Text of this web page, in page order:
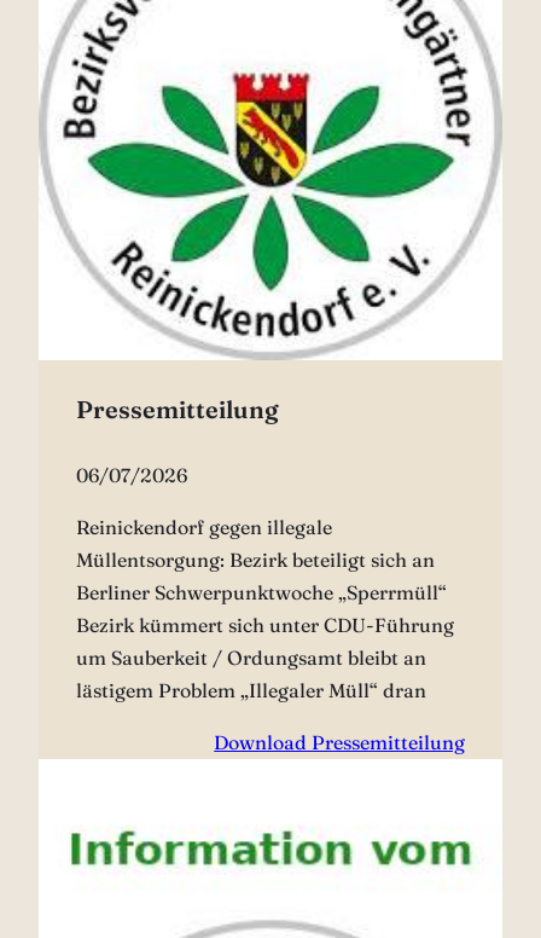
Pressemitteilung
06/07/2026
Reinickendorf gegen illegale
Müllentsorgung: Bezirk beteiligt sich an
Berliner Schwerpunktwoche „Sperrmüll“
Bezirk kümmert sich unter CDU-Führung
um Sauberkeit / Ordungsamt bleibt an
lästigem Problem „Illegaler Müll“ dran
Download Pressemitteilung